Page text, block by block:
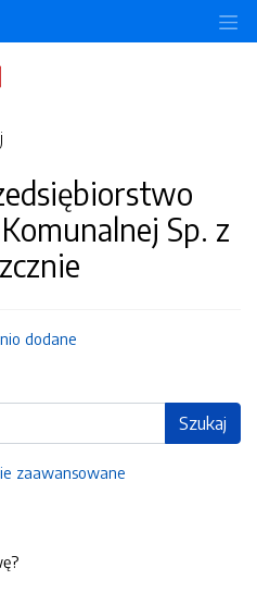
Sp. z
dodane
Szukaj
zaawansowane